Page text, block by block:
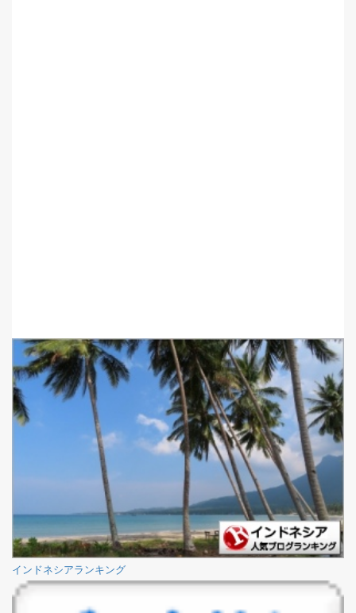
インドネシアランキング